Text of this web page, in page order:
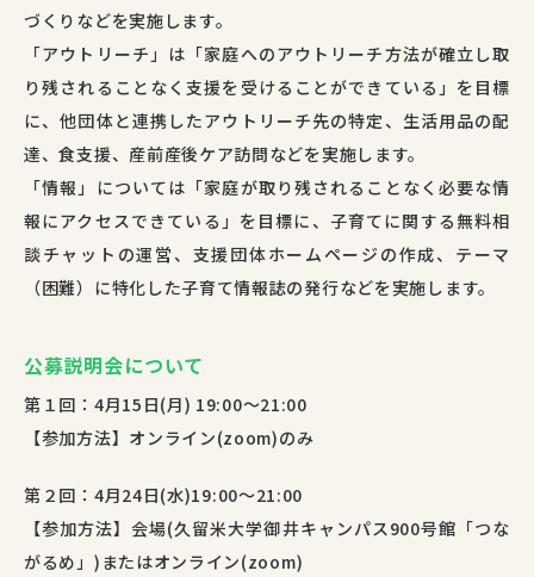
づくりなどを実施します。
「アウトリーチ」は「家庭へのアウトリーチ方法が確立し取
り残されることなく支援を受けることができている」を目標
に、他団体と連携したアウトリーチ先の特定、生活用品の配
達、食支援、産前産後ケア訪問などを実施します。
「情報」については「家庭が取り残されることなく必要な情
報にアクセスできている」を目標に、子育てに関する無料相
談チャットの運営、支援団体ホームページの作成、テーマ
（困難）に特化した子育て情報誌の発行などを実施します。
公募説明会について
第１回：4月15日(月) 19:00〜21:00
【参加方法】オンライン(zoom)のみ
第２回：4月24日(水)19:00〜21:00
【参加方法】会場(久留米大学御井キャンパス900号館「つな
がるめ」)またはオンライン(zoom)